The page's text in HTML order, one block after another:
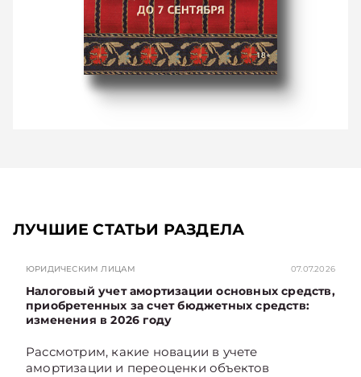
ЛУЧШИЕ СТАТЬИ РАЗДЕЛА
ЮРИДИЧЕСКИМ ЛИЦАМ 07.07.2026
Налоговый учет амортизации основных средств,
приобретенных за счет бюджетных средств:
изменения в 2026 году
Рассмотрим, какие новации в учете
амортизации и переоценки объектов